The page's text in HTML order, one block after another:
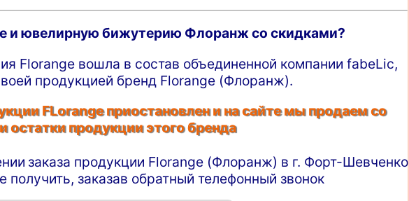
и ювелирную бижутерию Флоранж со скидками?
Florange вошла в состав объединенной компании fabeLic,
продукцией бренд Florange (Флоранж).
FLorange приостановлен и на сайте мы продаем со
остатки продукции этого бренда
заказа продукции Florange (Флоранж) в г. Форт-Шевченко
заказав обратный телефонный звонок